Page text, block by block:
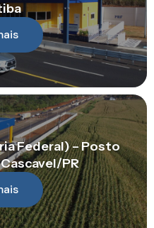
Federal) – Posto
PR